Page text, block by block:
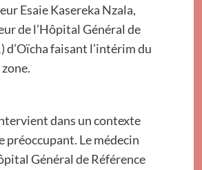
Esaie Kasereka Nzala,
de l’Hôpital Général de
d’Oïcha faisant l’intérim du
dans un contexte
préoccupant. Le médecin
Général de Référence